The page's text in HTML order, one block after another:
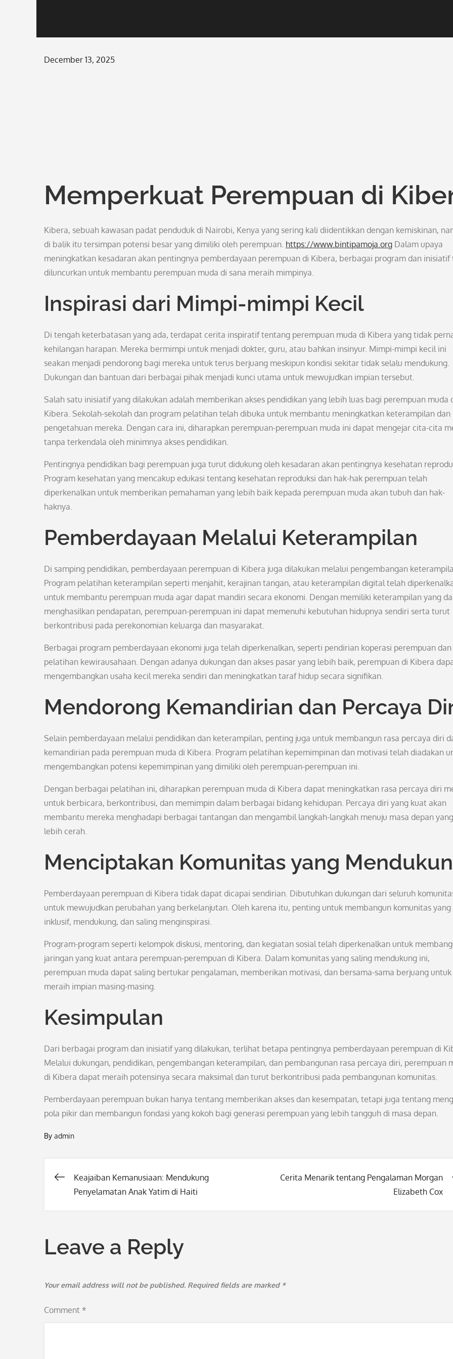
Posted
December 13, 2025
Memperkuat Perempuan di
Kibera, sebuah kawasan padat penduduk di Nairobi, Kenya yang sering kali diidentikkan dengan kemiskinan,
di balik itu tersimpan potensi besar yang dimiliki oleh perempuan. https://www.bintipamoja.org Dalam upaya
meningkatkan kesadaran akan pentingnya pemberdayaan perempuan di Kibera, berbagai program dan inisiatif
diluncurkan untuk membantu perempuan muda di sana meraih mimpinya.
Inspirasi dari Mimpi-mimpi Kecil
Di tengah keterbatasan yang ada, terdapat cerita inspiratif tentang perempuan muda di Kibera yang tidak
kehilangan harapan. Mereka bermimpi untuk menjadi dokter, guru, atau bahkan insinyur. Mimpi-mimpi kecil ini
seakan menjadi pendorong bagi mereka untuk terus berjuang meskipun kondisi sekitar tidak selalu mendukung.
Dukungan dan bantuan dari berbagai pihak menjadi kunci utama untuk mewujudkan impian tersebut.
Salah satu inisiatif yang dilakukan adalah memberikan akses pendidikan yang lebih luas bagi perempuan muda
Kibera. Sekolah-sekolah dan program pelatihan telah dibuka untuk membantu meningkatkan keterampilan dan
pengetahuan mereka. Dengan cara ini, diharapkan perempuan-perempuan muda ini dapat mengejar cita-cita
tanpa terkendala oleh minimnya akses pendidikan.
Pentingnya pendidikan bagi perempuan juga turut didukung oleh kesadaran akan pentingnya kesehatan
Program kesehatan yang mencakup edukasi tentang kesehatan reproduksi dan hak-hak perempuan telah
diperkenalkan untuk memberikan pemahaman yang lebih baik kepada perempuan muda akan tubuh dan hak-
haknya.
Pemberdayaan Melalui Keterampilan
Di samping pendidikan, pemberdayaan perempuan di Kibera juga dilakukan melalui pengembangan
Program pelatihan keterampilan seperti menjahit, kerajinan tangan, atau keterampilan digital telah
untuk membantu perempuan muda agar dapat mandiri secara ekonomi. Dengan memiliki keterampilan yang
menghasilkan pendapatan, perempuan-perempuan ini dapat memenuhi kebutuhan hidupnya sendiri serta turut
berkontribusi pada perekonomian keluarga dan masyarakat.
Berbagai program pemberdayaan ekonomi juga telah diperkenalkan, seperti pendirian koperasi perempuan dan
pelatihan kewirausahaan. Dengan adanya dukungan dan akses pasar yang lebih baik, perempuan di Kibera
mengembangkan usaha kecil mereka sendiri dan meningkatkan taraf hidup secara signifikan.
Mendorong Kemandirian dan Percaya
Selain pemberdayaan melalui pendidikan dan keterampilan, penting juga untuk membangun rasa percaya diri
kemandirian pada perempuan muda di Kibera. Program pelatihan kepemimpinan dan motivasi telah diadakan
mengembangkan potensi kepemimpinan yang dimiliki oleh perempuan-perempuan ini.
Dengan berbagai pelatihan ini, diharapkan perempuan muda di Kibera dapat meningkatkan rasa percaya diri
untuk berbicara, berkontribusi, dan memimpin dalam berbagai bidang kehidupan. Percaya diri yang kuat akan
membantu mereka menghadapi berbagai tantangan dan mengambil langkah-langkah menuju masa depan yang
lebih cerah.
Menciptakan Komunitas yang
Pemberdayaan perempuan di Kibera tidak dapat dicapai sendirian. Dibutuhkan dukungan dari seluruh
untuk mewujudkan perubahan yang berkelanjutan. Oleh karena itu, penting untuk membangun komunitas yang
inklusif, mendukung, dan saling menginspirasi.
Program-program seperti kelompok diskusi, mentoring, dan kegiatan sosial telah diperkenalkan untuk
jaringan yang kuat antara perempuan-perempuan di Kibera. Dalam komunitas yang saling mendukung ini,
perempuan muda dapat saling bertukar pengalaman, memberikan motivasi, dan bersama-sama berjuang untuk
meraih impian masing-masing.
Kesimpulan
Dari berbagai program dan inisiatif yang dilakukan, terlihat betapa pentingnya pemberdayaan perempuan di
Melalui dukungan, pendidikan, pengembangan keterampilan, dan pembangunan rasa percaya diri, perempuan
di Kibera dapat meraih potensinya secara maksimal dan turut berkontribusi pada pembangunan komunitas.
Pemberdayaan perempuan bukan hanya tentang memberikan akses dan kesempatan, tetapi juga tentang
pola pikir dan membangun fondasi yang kokoh bagi generasi perempuan yang lebih tangguh di masa depan.
By admin
Post
Keajaiban Kemanusiaan: Mendukung
Penyelamatan Anak Yatim di Haiti
Cerita Menarik tentang Pengalaman Morgan
Elizabeth Cox
Leave a Reply
Your email address will not be published. Required fields are marked *
Comment *